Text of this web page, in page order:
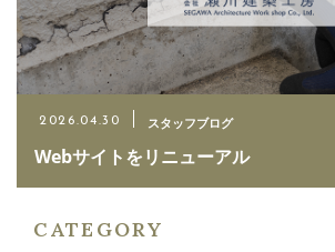
キャンペーン
お電話でのお問い合わせ
2026.04.30 スタッフブログ
Webサイトをリニューアル
CATEGORY